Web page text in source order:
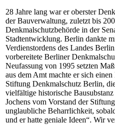
28 Jahre lang war er oberster
der Bauverwaltung, zuletzt bis
Denkmalschutzbehörde in der
Stadtentwicklung. Berlin dankte
Verdienstordens des Landes
vorbereitete Berliner
Neufassung von 1995 setzten
aus dem Amt machte er sich
Stiftung Denkmalschutz Berlin,
vielfältige historische
Jochens vom Vorstand der
unglaubliche Beharrlichkeit,
und er hatte geniale Ideen“. Wir